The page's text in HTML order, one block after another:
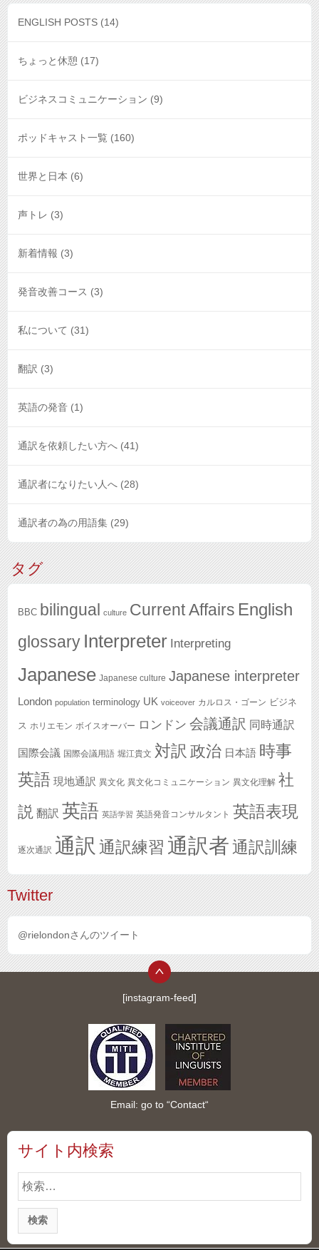
ENGLISH POSTS (14)
ちょっと休憩 (17)
ビジネスコミュニケーション (9)
ポッドキャスト一覧 (160)
世界と日本 (6)
声トレ (3)
新着情報 (3)
発音改善コース (3)
私について (31)
翻訳 (3)
英語の発音 (1)
通訳を依頼したい方へ (41)
通訳者になりたい人へ (28)
通訳者の為の用語集 (29)
タグ
BBC bilingual culture Current Affairs English
glossary Interpreter Interpreting
Japanese Japanese culture Japanese interpreter
London population terminology UK voiceover カルロス・ゴーン ビジネ
ス ホリエモン ボイスオーバー ロンドン 会議通訳 同時通訳
国際会議 国際会議用語 堀江貴文 対訳 政治 日本語 時事
英語 現地通訳 異文化 異文化コミュニケーション 異文化理解 社
説 翻訳 英語 英語学習 英語発音コンサルタント 英語表現
逐次通訳 通訳 通訳練習 通訳者 通訳訓練
Twitter
@rielondonさんのツイート
[instagram-feed]
Email: go to “Contact“
サイト内検索
検
索: